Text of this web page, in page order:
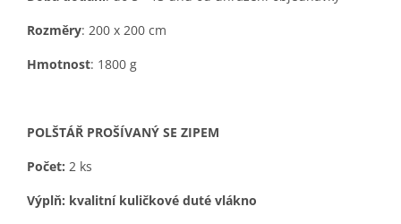
Rozměry: 200 x 200 cm
Hmotnost: 1800 g
POLŠTÁŘ PROŠÍVANÝ SE ZIPEM
Počet: 2 ks
Výplň: kvalitní kuličkové duté vlákno